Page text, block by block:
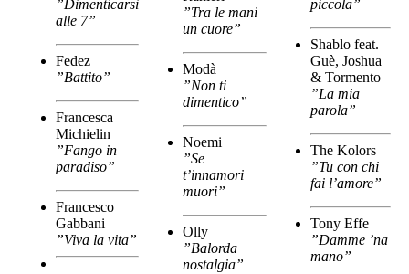
”Dimenticarsi
alle 7”
Fedez
”Battito”
Francesca
Michielin
”Fango in
paradiso”
Francesco
Gabbani
”Viva la vita”
”Tra le mani
un cuore”
Modà
”Non ti
dimentico”
Noemi
”Se
t’innamori
muori”
Olly
”Balorda
nostalgia”
piccola”
Shablo feat.
Guè, Joshua
& Tormento
”La mia
parola”
The Kolors
”Tu con chi
fai l’amore”
Tony Effe
”Damme ’na
mano”